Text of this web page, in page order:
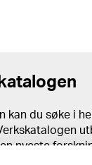
kan du søke i
nyeste